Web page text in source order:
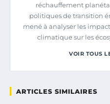
réchauffement
politiques de transition
mené à analyser les
climatique sur les
VOIR TOUS
ARTICLES SIMILAIRES